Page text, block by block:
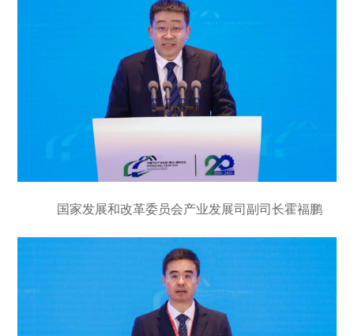
国家发展和改革委员会产业发展司副司长霍福鹏